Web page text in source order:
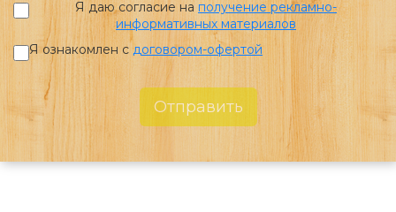
Я даю согласие на получение рекламно-
информативных материалов
Я ознакомлен с договором-офертой
Отправить